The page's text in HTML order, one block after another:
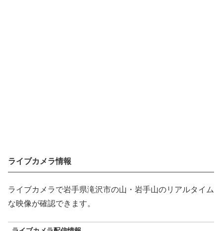
ライブカメラ情報
ライブカメラで岩手県滝沢市の山・岩手山のリアルタイム
な映像が確認できます。